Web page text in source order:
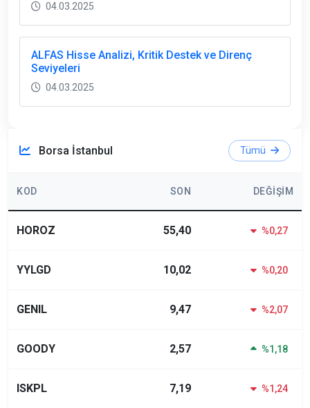
04.03.2025
ALFAS Hisse Analizi, Kritik Destek ve Direnç
Seviyeleri
04.03.2025
Borsa İstanbul Tümü
KOD SON DEĞIŞIM
HOROZ 55,40 %0,27
YYLGD 10,02 %0,20
GENIL 9,47 %2,07
GOODY 2,57 %1,18
ISKPL 7,19 %1,24